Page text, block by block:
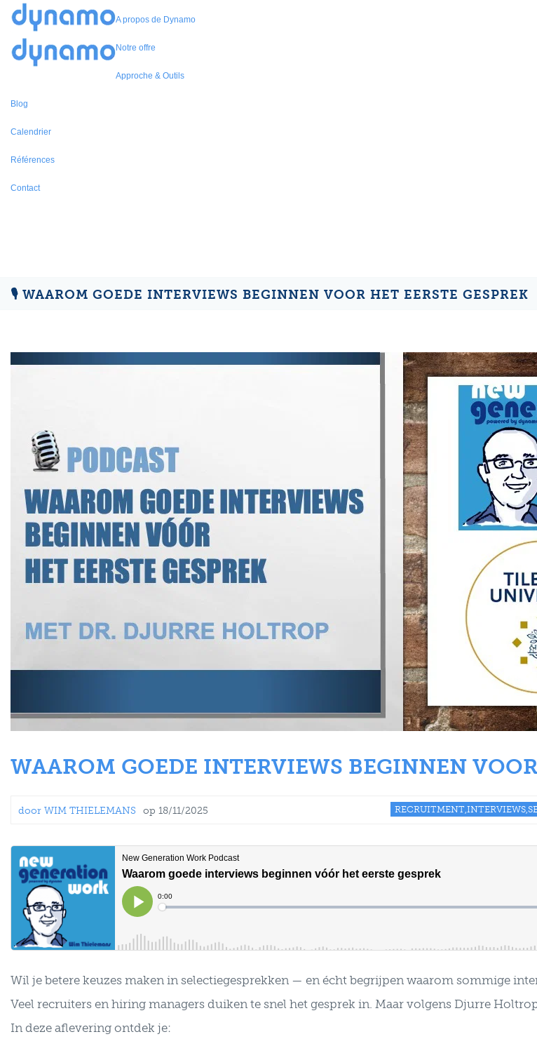
A propos de Dynamo
Notre offre
Approche & Outils
Blog
Calendrier
Références
Contact
🎙 WAAROM GOEDE INTERVIEWS BEGINNEN VOOR HET EERSTE GESPREK
WAAROM GOEDE INTERVIEWS BEGINNEN
door WIM THIELEMANS op 18/11/2025
Wil je betere keuzes maken in selectiegesprekken — en écht begrijpen waarom sommige
Veel recruiters en hiring managers duiken te snel het gesprek in. Maar volgens Djurre
In deze aflevering ontdek je: